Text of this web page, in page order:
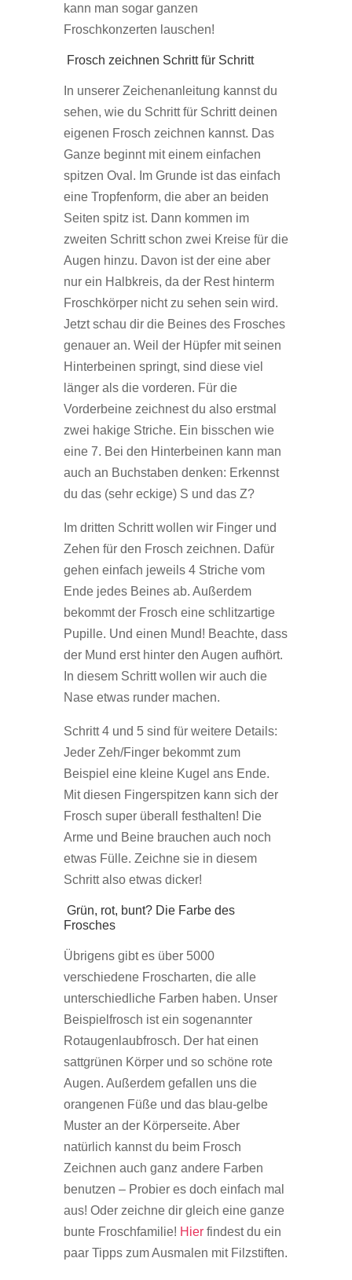
kann man sogar ganzen
Froschkonzerten lauschen!
Frosch zeichnen Schritt für Schritt
In unserer Zeichenanleitung kannst du
sehen, wie du Schritt für Schritt deinen
eigenen Frosch zeichnen kannst. Das
Ganze beginnt mit einem einfachen
spitzen Oval. Im Grunde ist das einfach
eine Tropfenform, die aber an beiden
Seiten spitz ist. Dann kommen im
zweiten Schritt schon zwei Kreise für die
Augen hinzu. Davon ist der eine aber
nur ein Halbkreis, da der Rest hinterm
Froschkörper nicht zu sehen sein wird.
Jetzt schau dir die Beines des Frosches
genauer an. Weil der Hüpfer mit seinen
Hinterbeinen springt, sind diese viel
länger als die vorderen. Für die
Vorderbeine zeichnest du also erstmal
zwei hakige Striche. Ein bisschen wie
eine 7. Bei den Hinterbeinen kann man
auch an Buchstaben denken: Erkennst
du das (sehr eckige) S und das Z?
Im dritten Schritt wollen wir Finger und
Zehen für den Frosch zeichnen. Dafür
gehen einfach jeweils 4 Striche vom
Ende jedes Beines ab. Außerdem
bekommt der Frosch eine schlitzartige
Pupille. Und einen Mund! Beachte, dass
der Mund erst hinter den Augen aufhört.
In diesem Schritt wollen wir auch die
Nase etwas runder machen.
Schritt 4 und 5 sind für weitere Details:
Jeder Zeh/Finger bekommt zum
Beispiel eine kleine Kugel ans Ende.
Mit diesen Fingerspitzen kann sich der
Frosch super überall festhalten! Die
Arme und Beine brauchen auch noch
etwas Fülle. Zeichne sie in diesem
Schritt also etwas dicker!
Grün, rot, bunt? Die Farbe des
Frosches
Übrigens gibt es über 5000
verschiedene Froscharten, die alle
unterschiedliche Farben haben. Unser
Beispielfrosch ist ein sogenannter
Rotaugenlaubfrosch. Der hat einen
sattgrünen Körper und so schöne rote
Augen. Außerdem gefallen uns die
orangenen Füße und das blau-gelbe
Muster an der Körperseite. Aber
natürlich kannst du beim Frosch
Zeichnen auch ganz andere Farben
benutzen – Probier es doch einfach mal
aus! Oder zeichne dir gleich eine ganze
bunte Froschfamilie! Hierfindest du ein
paar Tipps zum Ausmalen mit Filzstiften.